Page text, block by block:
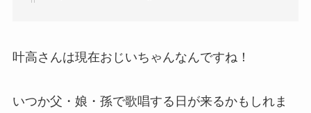
叶高さんは現在おじいちゃんなんですね！
いつか父・娘・孫で歌唱する日が来るかもしれま